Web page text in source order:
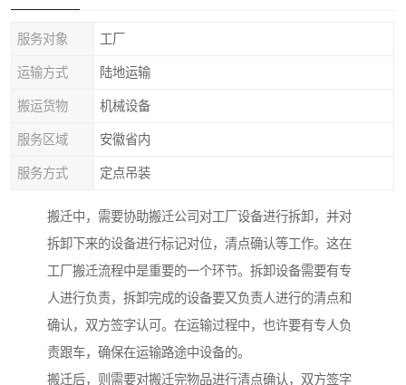
服务对象 工厂
运输方式 陆地运输
搬运货物 机械设备
服务区域 安徽省内
服务方式 定点吊装
搬迁中，需要协助搬迁公司对工厂设备进行拆卸，并对
拆卸下来的设备进行标记对位，清点确认等工作。这在
工厂搬迁流程中是重要的一个环节。拆卸设备需要有专
人进行负责，拆卸完成的设备要又负责人进行的清点和
确认，双方签字认可。在运输过程中，也许要有专人负
责跟车，确保在运输路途中设备的。
搬迁后，则需要对搬迁完物品进行清点确认，双方签字